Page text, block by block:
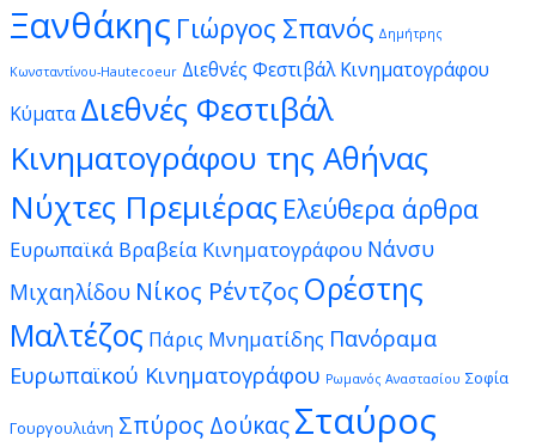
Ξανθάκης Γιώργος Σπανός Δημήτρης
Κωνσταντίνου-Hautecoeur Διεθνές Φεστιβάλ Κινηματογράφου
Κύματα Διεθνές Φεστιβάλ
Κινηματογράφου της Αθήνας
Νύχτες Πρεμιέρας Ελεύθερα άρθρα
Ευρωπαϊκά Βραβεία Κινηματογράφου Νάνσυ
Μιχαηλίδου Νίκος Ρέντζος Ορέστης
Μαλτέζος Πάρις Μνηματίδης Πανόραμα
Ευρωπαϊκού Κινηματογράφου Ρωμανός Αναστασίου Σοφία
Γουργουλιάνη Σπύρος ΔούκαςΣταύρος